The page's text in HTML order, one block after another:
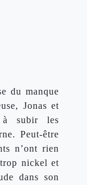
du manque
Jonas et
à subir les
Peut-être
n’ont rien
nickel et
dans son